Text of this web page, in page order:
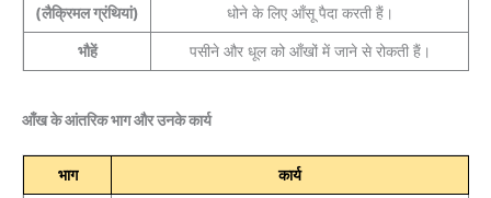
(लैक्रिमल ग्रंथियां)
धोने के लिए आँसू पैदा करती हैं।
भौहें पसीने और धूल को आँखों में जाने से रोकती हैं।
आँख के आंतरिक भाग और उनके कार्य
भाग कार्य